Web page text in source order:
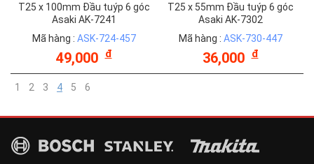
T25 x 100mm Đầu tuýp 6 góc
Asaki AK-7241
Mã hàng : ASK-724-457
49,000 đ
T25 x 55mm Đầu tuýp 6 góc
Asaki AK-7302
Mã hàng : ASK-730-447
36,000 đ
1 2 3 4 5 6